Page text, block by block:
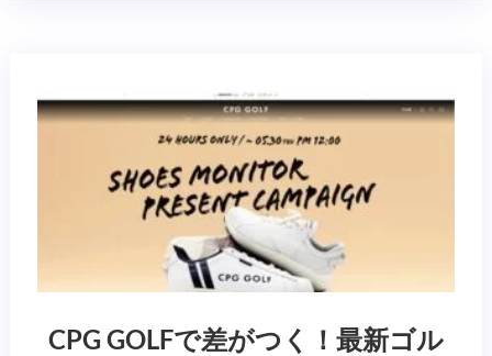
CPG GOLFで差がつく！最新ゴル